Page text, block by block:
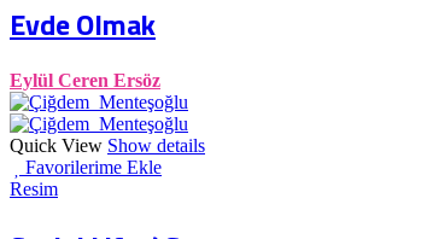
Evde Olmak
Eylül Ceren Ersöz
Quick View Show details
Favorilerime Ekle
Resim